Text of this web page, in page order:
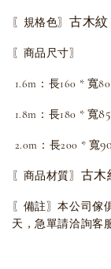
〖規格色〗 古木紋
〖商品尺寸〗
1.6m：長160 * 寬
1.8m： 長180 * 寬85
2.0m： 長200 * 寬90
〖商品材質〗 古木
〖備註〗本公司傢
天，急單請洽詢客